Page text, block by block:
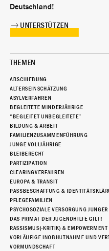
Deutschland!
UNTERSTÜTZEN
THEMEN
ABSCHIEBUNG
ALTERSEINSCHÄTZUNG
ASYLVERFAHREN
BEGLEITETE MINDERJÄHRIGE
“BEGLEITET UNBEGLEITETE”
BILDUNG & ARBEIT
FAMILIENZUSAMMENFÜHRUNG
JUNGE VOLLJÄHRIGE
BLEIBERECHT
PARTIZIPATION
CLEARINGVERFAHREN
EUROPA & TRANSIT
PASSBESCHAFFUNG &
PFLEGEFAMILIEN
PSYCHOSOZIALE VERSORGUNG
DAS PRIMAT DER JUGENDHILFE GILT!
RASSISMUS(-KRITIK) & EMPOWERMENT
VORLÄUFIGE INOBHUTNAHME UND
VORMUNDSCHAFT